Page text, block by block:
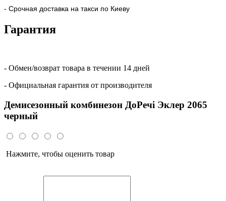
- Срочная доставка на такси по Киеву
Гарантия
- Обмен/возврат товара в течении 14 дней
- Официальная гарантия от производителя
Демисезонный комбинезон ДоРечі Эклер 2065
черный
Нажмите, чтобы оценить товар